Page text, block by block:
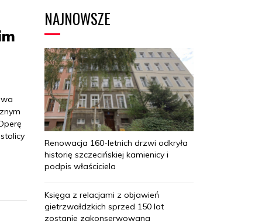
NAJNOWSZE
Renowacja 160-letnich drzwi odkryła
historię szczecińskiej kamienicy i
podpis właściciela
Księga z relacjami z objawień
gietrzwałdzkich sprzed 150 lat
zostanie zakonserwowana